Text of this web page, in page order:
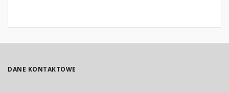
DANE KONTAKTOWE